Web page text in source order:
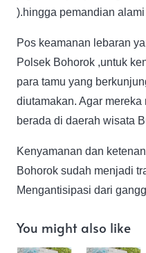
).hingga pemandian
Pos keamanan lebaran
Polsek Bohorok ,untuk
para tamu yang
diutamakan. Agar
berada di daerah wisata
Kenyamanan dan
Bohorok sudah menjadi
Mengantisipasi dari
You might also like